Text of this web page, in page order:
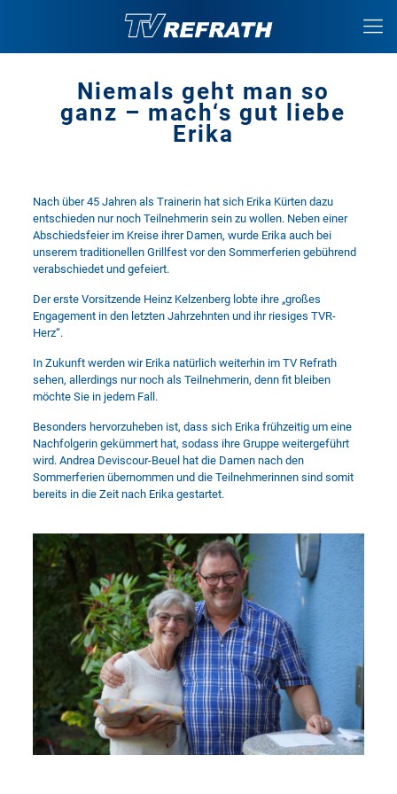
Niemals geht man so
ganz – mach‘s gut liebe
Erika
Nach über 45 Jahren als Trainerin hat sich Erika Kürten dazu
entschieden nur noch Teilnehmerin sein zu wollen. Neben einer
Abschiedsfeier im Kreise ihrer Damen, wurde Erika auch bei
unserem traditionellen Grillfest vor den Sommerferien gebührend
verabschiedet und gefeiert.
Der erste Vorsitzende Heinz Kelzenberg lobte ihre „großes
Engagement in den letzten Jahrzehnten und ihr riesiges TVR-
Herz“.
In Zukunft werden wir Erika natürlich weiterhin im TV Refrath
sehen, allerdings nur noch als Teilnehmerin, denn fit bleiben
möchte Sie in jedem Fall.
Besonders hervorzuheben ist, dass sich Erika frühzeitig um eine
Nachfolgerin gekümmert hat, sodass ihre Gruppe weitergeführt
wird. Andrea Deviscour-Beuel hat die Damen nach den
Sommerferien übernommen und die Teilnehmerinnen sind somit
bereits in die Zeit nach Erika gestartet.